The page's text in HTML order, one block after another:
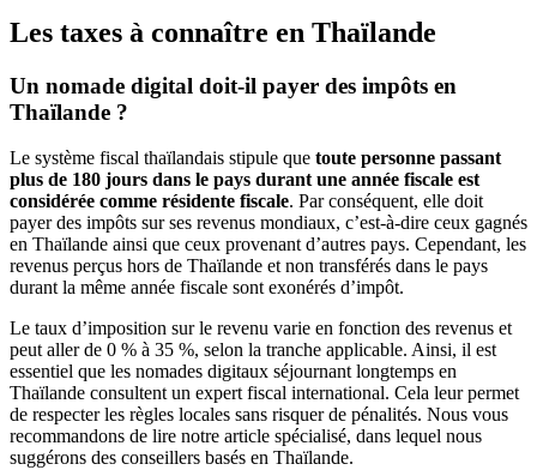
Les taxes à connaître en Thaïlande
Un nomade digital doit-il payer des impôts en
Thaïlande ?
Le système fiscal thaïlandais stipule que toute personne passant
plus de 180 jours dans le pays durant une année fiscale est
considérée comme résidente fiscale. Par conséquent, elle doit
payer des impôts sur ses revenus mondiaux, c’est-à-dire ceux gagnés
en Thaïlande ainsi que ceux provenant d’autres pays. Cependant, les
revenus perçus hors de Thaïlande et non transférés dans le pays
durant la même année fiscale sont exonérés d’impôt.
Le taux d’imposition sur le revenu varie en fonction des revenus et
peut aller de 0 % à 35 %, selon la tranche applicable. Ainsi, il est
essentiel que les nomades digitaux séjournant longtemps en
Thaïlande consultent un expert fiscal international. Cela leur permet
de respecter les règles locales sans risquer de pénalités. Nous vous
recommandons de lire notre article spécialisé, dans lequel nous
suggérons des conseillers basés en Thaïlande.